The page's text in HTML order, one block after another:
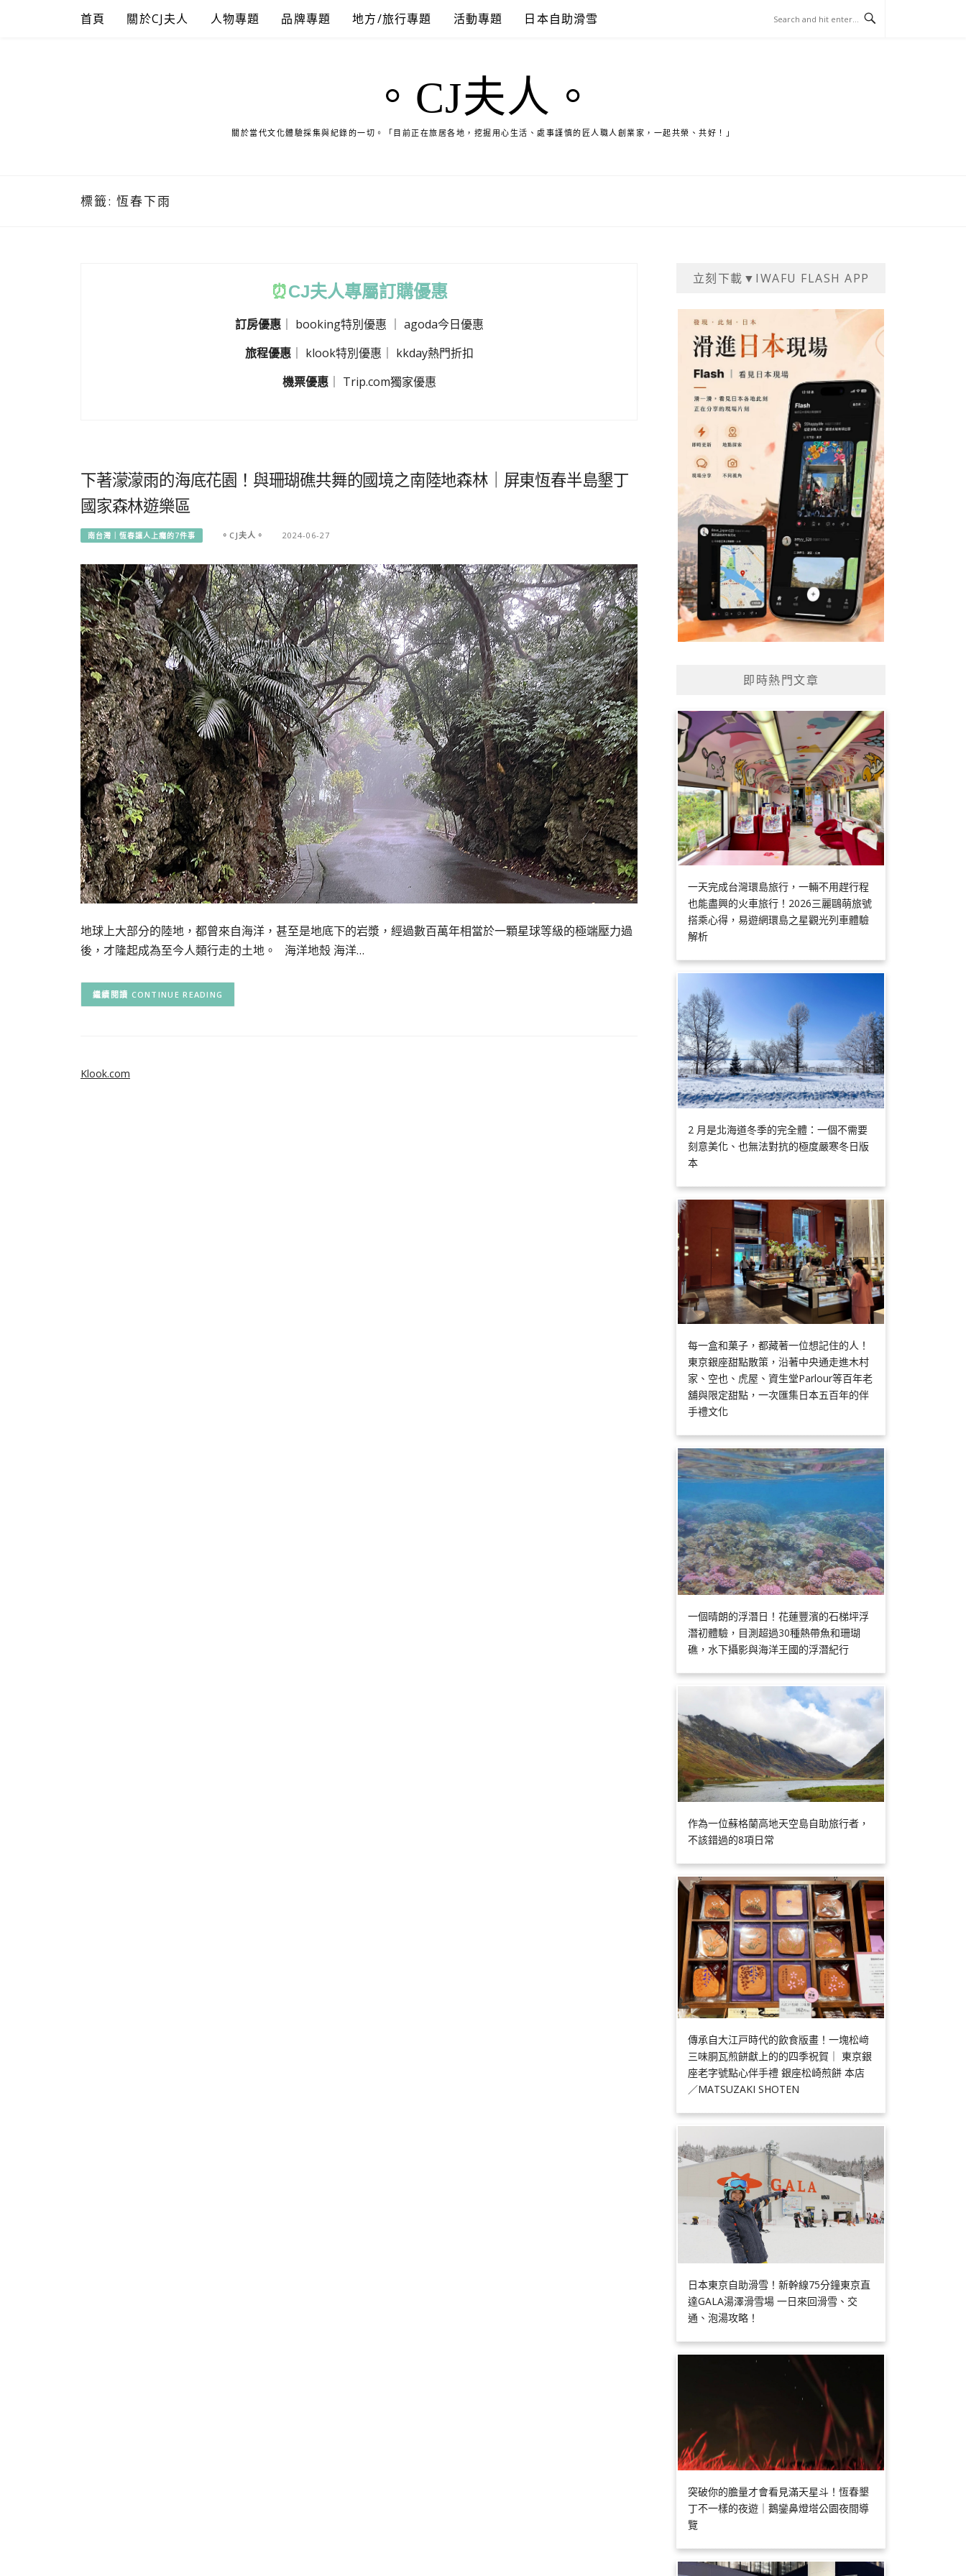
首頁 關於CJ夫人 人物專題 品牌專題 地方/旅行專題 活動專題 日本自助滑雪
。CJ夫人。
關於當代文化體驗採集與紀錄的一切。「目前正在旅居各地，挖掘用心生活、處事謹慎的匠人職人創業家，一起共榮、共好！」
標籤: 恆春下雨
⏰CJ夫人專屬訂購優惠
訂房優惠｜ booking特別優惠
agoda今日優惠
旅程優惠｜ klook特別優惠
kkday熱門折扣
機票優惠｜ Trip.com獨家優惠
下著濛濛雨的海底花園！與珊瑚礁共舞的國境之南陸地森林｜屏東恆春半島墾丁
國家森林遊樂區
南台灣｜恆春讓人上癮的7件事 。CJ夫人。 2024-06-27
地球上大部分的陸地，都曾來自海洋，甚至是地底下的岩漿，經過數百萬年相當於一顆星球等級的極端壓力過
後，才隆起成為至今人類行走的土地。 海洋地殼 海洋…
CONTINUE READING
立刻下載▼IWAFU FLASH APP
即時熱門文章
一天完成台灣環島旅行，一輛不用趕行程
也能盡興的火車旅行！2026三麗鷗萌旅號
搭乘心得，易遊網環島之星觀光列車體驗
解析
2 月是北海道冬季的完全體：一個不需要
刻意美化、也無法對抗的極度嚴寒冬日版
本
每一盒和菓子，都藏著一位想記住的人！
東京銀座甜點散策，沿著中央通走進木村
家、空也、虎屋、資生堂Parlour等百年老
舖與限定甜點，一次匯集日本五百年的伴
手禮文化
一個晴朗的浮潛日！花蓮豐濱的石梯坪浮
潛初體驗，目測超過30種熱帶魚和珊瑚
礁，水下攝影與海洋王國的浮潛紀行
作為一位蘇格蘭高地天空島自助旅行者，
不該錯過的8項日常
傳承自大江戸時代的飲食版畫！一塊松﨑
三味胴瓦煎餅獻上的的四季祝賀｜ 東京銀
座老字號點心伴手禮 銀座松崎煎餅 本店
／MATSUZAKI SHOTEN
日本東京自助滑雪！新幹線75分鐘東京直
達GALA湯澤滑雪場 一日來回滑雪、交
通、泡湯攻略！
突破你的膽量才會看見滿天星斗！恆春墾
丁不一樣的夜遊｜鵝鑾鼻燈塔公園夜間導
覽
Klook.com